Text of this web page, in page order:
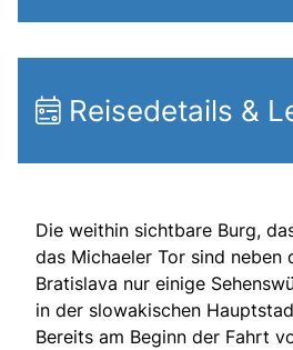
Reisedetails &
Die weithin sichtbare Burg,
das Michaeler Tor sind
Bratislava nur einige
in der slowakischen
Bereits am Beginn der Fahrt